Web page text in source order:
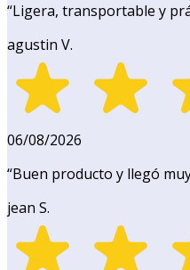
“Ligera, transportable y
agustin V.
06/08/2026
“Buen producto y llegó
jean S.